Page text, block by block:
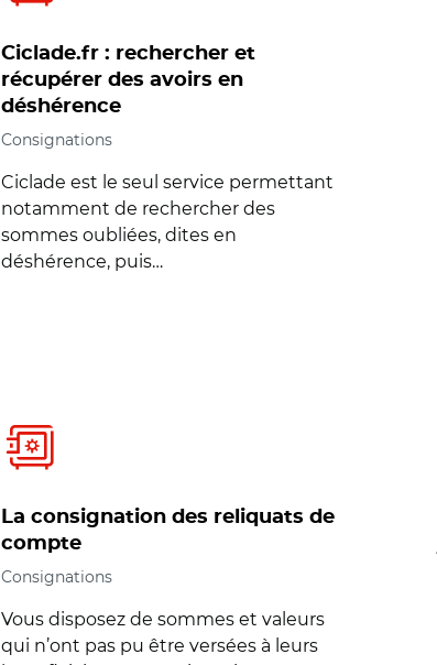
Ciclade.fr : rechercher et
récupérer des avoirs en
déshérence
Consignations
Ciclade est le seul service permettant
notamment de rechercher des
sommes oubliées, dites en
déshérence, puis…
La consignation des reliquats de
compte
Consignations
Vous disposez de sommes et valeurs
qui n’ont pas pu être versées à leurs